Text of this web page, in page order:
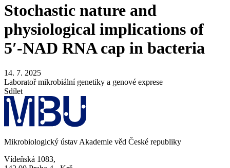
Stochastic nature and
physiological implications of
5′-NAD RNA cap in bacteria
14. 7. 2025
Laboratoř mikrobiální genetiky a genové exprese
Sdílet
Mikrobiologický ústav Akademie věd České republiky
Vídeňská 1083,